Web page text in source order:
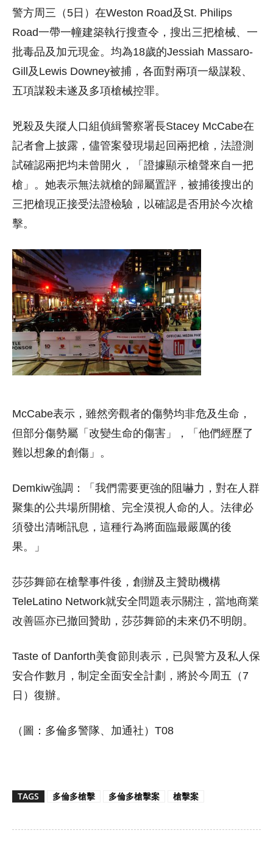
警方周三（5日）在Weston Road及St. Philips
Road一帶一幢建築執行搜查令，搜出三把槍械、一
批毒品及加元現金。均為18歲的Jessiah Massaro-
Gill及Lewis Downey被捕，各面對兩項一級謀殺、
五項謀殺未遂及多項槍械控罪。
兇殺及失蹤人口組偵緝警察署長Stacey McCabe在
記者會上披露，儘管案發現場起回兩把槍，法證測
試確認兩把均未曾開火，「證據顯示槍聲來自一把
槍」。她表示無法就槍的歸屬置評，被捕後搜出的
三把槍現正接受法證檢驗，以確認是否用於今次槍
擊。
McCabe表示，雖然旁觀者的傷勢均非危及生命，
但部分傷勢屬「改變生命的傷害」，「他們經歷了
難以想象的創傷」。
Demkiw強調：「我們需要更強的阻嚇力，對在人群
聚集的公共場所開槍、完全漠視人命的人。法律必
須發出清晰訊息，這種行為將面臨最嚴厲的後
果。」
莎莎舞節在槍擊事件後，創辦及主贊助機構
TeleLatino Network就安全問題表示關注，當地商業
改善區亦已撤回贊助，莎莎舞節的未來仍不明朗。
Taste of Danforth美食節則表示，已與警方及私人保
安合作數月，制定全面安全計劃，將於今周五（7
日）復辦。
（圖：多倫多警隊、加通社）T08
TAGS 多倫多槍擊 多倫多槍擊案 槍擊案